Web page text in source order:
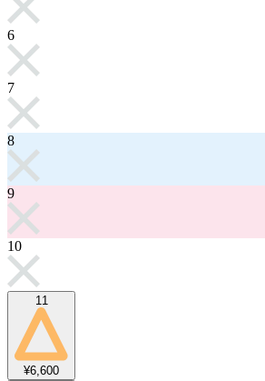
6
7
8
9
10
11
¥6,600